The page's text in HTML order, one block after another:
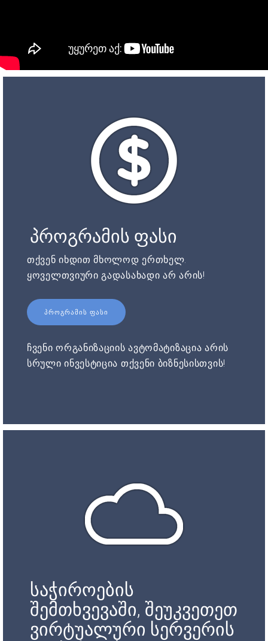
პროგრამის ფასი
თქვენ იხდით მხოლოდ ერთხელ.
ყოველთვიური გადასახადი არ არის!
ᲞᲠᲝᲒᲠᲐᲛᲘᲡ ᲤᲐᲡᲘ
ჩვენი ორგანიზაციის ავტომატიზაცია არის
სრული ინვესტიცია თქვენი ბიზნესისთვის!
საჭიროების
შემთხვევაში, შეუკვეთეთ
ვირტუალური სერვერის